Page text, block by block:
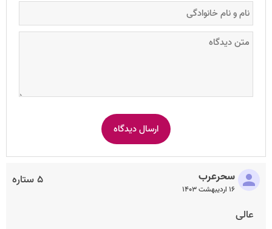
۵ ستاره سحرعرب
۱۶ اردیبهشت ۱۴۰۳
عالی